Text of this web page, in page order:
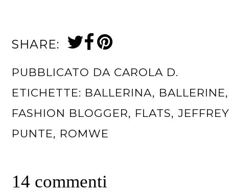
SHARE:
PUBBLICATO DA CAROLA D.
ETICHETTE: BALLERINA, BALLERINE
FASHION BLOGGER, FLATS,
PUNTE, ROMWE
14 commenti